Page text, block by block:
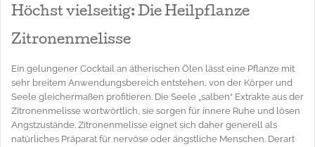
Höchst vielseitig: Die Heilpflanze
Zitronenmelisse
Ein gelungener Cocktail an ätherischen Ölen lässt eine Pflanze mit
sehr breitem Anwendungsbereich entstehen, von der Körper und
Seele gleichermaßen profitieren. Die Seele „salben“ Extrakte aus der
Zitronenmelisse wortwörtlich, sie sorgen für innere Ruhe und lösen
Angstzustände. Zitronenmelisse eignet sich daher generell als
natürliches Präparat für nervöse oder ängstliche Menschen. Derart